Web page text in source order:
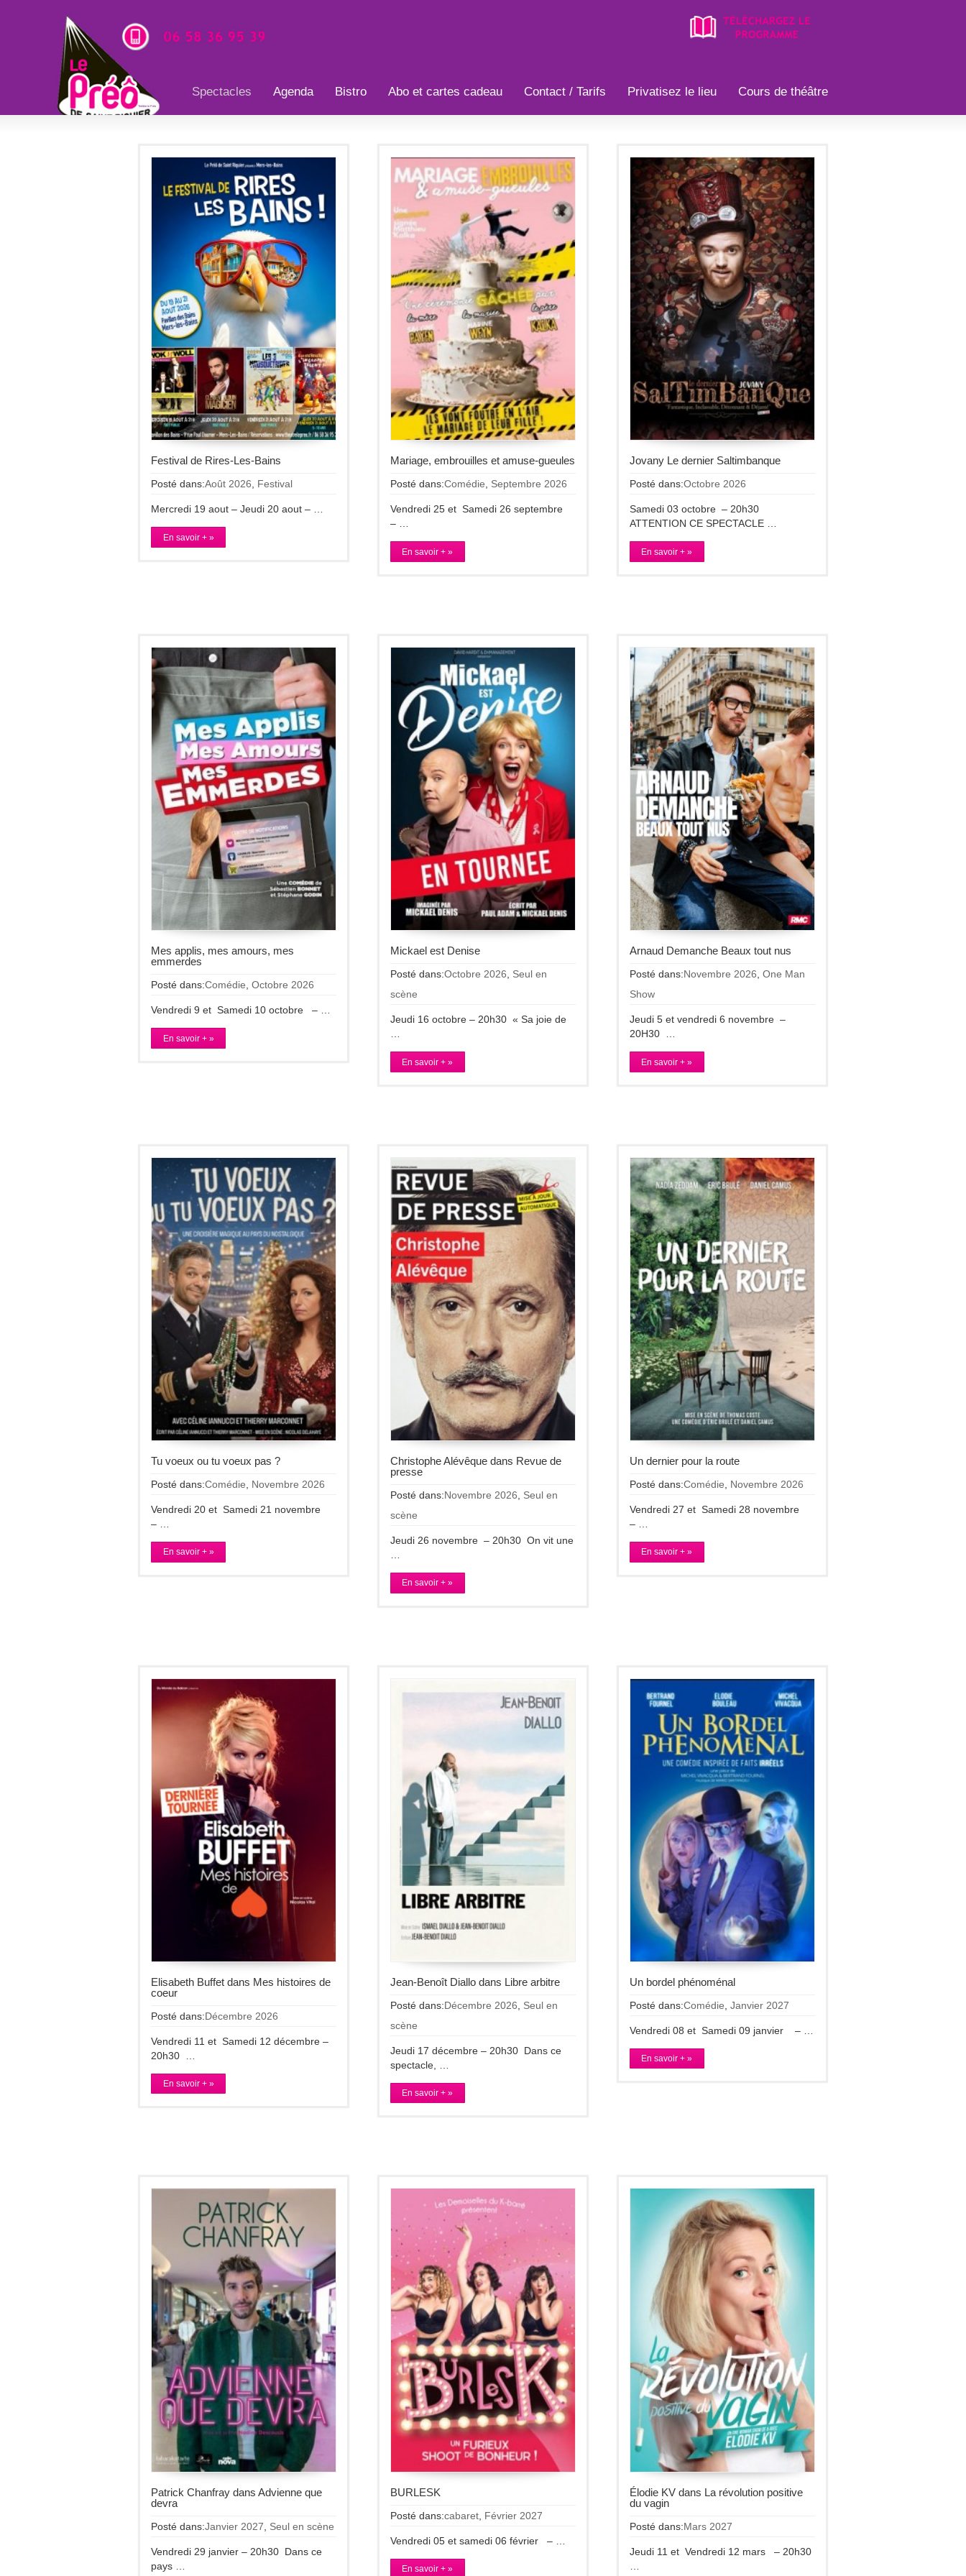
Théâtre le Préo
Spectacles Agenda Bistro Abo et cartes cadeau Contact / Tarifs Privatisez le lieu Cours de théâtre
Festival de Rires-Les-Bains
Posté dans:Août 2026, Festival
Mercredi 19 aout – Jeudi 20 aout – …
En savoir + »
Mariage, embrouilles et amuse-gueules
Posté dans:Comédie, Septembre 2026
Vendredi 25 et Samedi 26 septembre
– …
En savoir + »
Jovany Le dernier Saltimbanque
Posté dans:Octobre 2026
Samedi 03 octobre – 20h30
ATTENTION CE SPECTACLE …
En savoir + »
Mes applis, mes amours, mes
emmerdes
Posté dans:Comédie, Octobre 2026
Vendredi 9 et Samedi 10 octobre – …
En savoir + »
Mickael est Denise
Posté dans:Octobre 2026, Seul en
scène
Jeudi 16 octobre – 20h30 « Sa joie de
…
En savoir + »
Arnaud Demanche Beaux tout nus
Posté dans:Novembre 2026, One Man
Show
Jeudi 5 et vendredi 6 novembre –
20H30 …
En savoir + »
Tu voeux ou tu voeux pas ?
Posté dans:Comédie Novembre 2026
Vendredi 20 et Samedi 21 novembre
– …
En savoir + »
Christophe Alévêque dans Revue de
presse
Posté dans:Novembre 2026
Seul en
scène
Jeudi 26 novembre – 20h30 On vit une
En savoir + »
Un dernier pour la route
Posté dans:Comédie Novembre 2026
Vendredi 27 et Samedi 28 novembre
– …
En savoir + »
Elisabeth Buffet dans Mes histoires de
coeur
Posté dans:Décembre 2026
Vendredi 11 et Samedi 12 décembre –
20h30 …
En savoir + »
Jean-Benoît Diallo dans Libre arbitre
Posté dans:Décembre 2026
Seul en
scène
Jeudi 17 décembre – 20h30 Dans ce
spectacle, …
En savoir + »
Un bordel phénoménal
Posté dans:Comédie Janvier 2027
Vendredi 08 et Samedi 09 janvier – …
En savoir + »
Patrick Chanfray dans Advienne que
devra
Posté dans:Janvier 2027 Seul en scène
Vendredi 29 janvier – 20h30 Dans ce
pays …
BURLESK
Posté dans:cabaret, Février 2027
Vendredi 05 et samedi 06 février – …
En savoir + »
Élodie KV dans La révolution positive
du vagin
Posté dans:Mars 2027
Jeudi 11 et Vendredi 12 mars – 20h30